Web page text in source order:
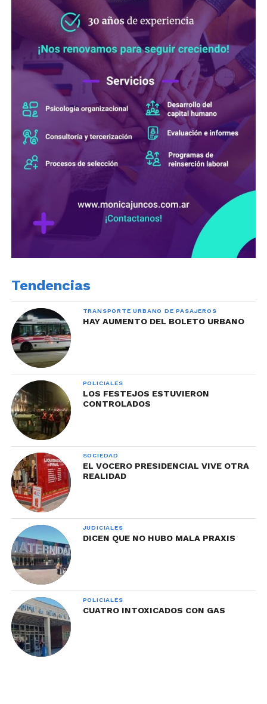
Tendencias
TRANSPORTE URBANO DE PASAJEROS
HAY AUMENTO DEL BOLETO URBANO
POLICIALES
LOS FESTEJOS ESTUVIERON
CONTROLADOS
SOCIEDAD
EL VOCERO PRESIDENCIAL VIVE OTRA
REALIDAD
JUDICIALES
DICEN QUE NO HUBO MALA PRAXIS
POLICIALES
CUATRO INTOXICADOS CON GAS